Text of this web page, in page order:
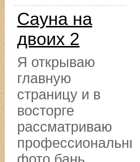
Сауна на
двоих 2
Я открываю
главную
страницу и в
восторге
рассматриваю
профессиональные